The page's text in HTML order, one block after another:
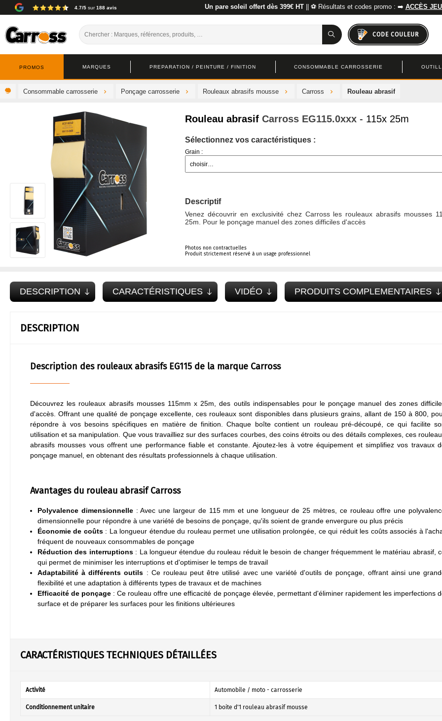
4.7/5 sur188 avis Un pare soleil offert dès 399€ HT|| ⚽ Résultats et codes promo : ➡️ ACCÈS
CODE COULEUR
PREPARATION / PEINTURE / FINITION CONSOMMABLE CARROSSERIE
MARQUES
PROMOS
Consommable carrosserie Ponçage carrosserie Rouleaux abrasifs mousse Carross Rouleau abrasif
Rouleau abrasif Carross EG115.0xxx - 115x 25m
Sélectionnez vos caractéristiques :
Grain :
Descriptif
Venez découvrir en exclusivité chez Carross les rouleaux abrasifs mousses
25m. Pour le ponçage manuel des zones difficiles d'accès
Photos non contractuelles
Produit strictement réservé à un usage professionnel
DESCRIPTION CARACTÉRISTIQUES VIDÉO PRODUITS COMPLEMENTAIRES
DESCRIPTION
Description des rouleaux abrasifs EG115 de la marque Carross
Découvrez les rouleaux abrasifs mousses 115mm x 25m, des outils indispensables pour le ponçage manuel des zones
d'accès. Offrant une qualité de ponçage excellente, ces rouleaux sont disponibles dans plusieurs grains, allant de 150 à 800,
répondre à vos besoins spécifiques en matière de finition. Chaque boîte contient un rouleau pré-découpé, ce qui facilite
utilisation et sa manipulation. Que vous travailliez sur des surfaces courbes, des coins étroits ou des détails complexes, ces
abrasifs mousses vous offrent une performance fiable et constante. Ajoutez-les à votre équipement et simplifiez vos travaux
ponçage manuel, en obtenant des résultats professionnels à chaque utilisation.
Avantages du rouleau abrasif Carross
Polyvalence dimensionnelle: Avec une largeur de 115 mm et une longueur de 25 mètres, ce rouleau offre une
dimensionnelle pour répondre à une variété de besoins de ponçage, qu'ils soient de grande envergure ou plus précis
Économie de coûts: La longueur étendue du rouleau permet une utilisation prolongée, ce qui réduit les coûts associés à
fréquent de nouveaux consommables de ponçage
Réduction des interruptions: La longueur étendue du rouleau réduit le besoin de changer fréquemment le matériau abrasif,
qui permet de minimiser les interruptions et d'optimiser le temps de travail
Adaptabilité à différents outils : Ce rouleau peut être utilisé avec une variété d'outils de ponçage, offrant ainsi une
flexibilité et une adaptation à différents types de travaux et de machines
Efficacité de ponçage : Ce rouleau offre une efficacité de ponçage élevée, permettant d'éliminer rapidement les imperfections
surface et de préparer les surfaces pour les finitions ultérieures
CARACTÉRISTIQUES TECHNIQUES DÉTAILLÉES
Activité Automobile / moto - carrosserie
Conditionnement unitaire 1 boite d'1 rouleau abrasif mousse